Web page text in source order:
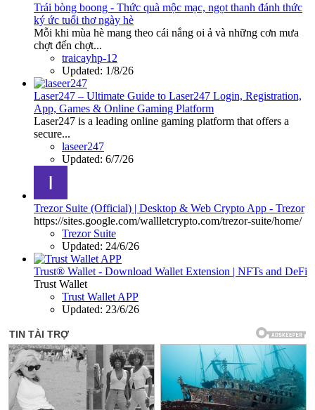
Trái bòng boong - Thức quà mộc mạc, ngọt thanh đánh thức
ký ức tuổi thơ ngày hè
Mỗi khi mùa hè mang theo cái nắng oi ả và những cơn mưa
chợt đến chợt...
traicayhp-12
Updated: 1/8/26
Laser247 – Ultimate Guide to Laser247 Login, Registration,
App, Games & Online Gaming Platform
Laser247 is a leading online gaming platform that offers a
secure...
laseer247
Updated: 6/7/26
Trezor Suite (Official) | Desktop & Web Crypto App - Trezor
https://sites.google.com/wallletcrypto.com/trezor-suite/home/
Trezor Suite
Updated: 24/6/26
Trust® Wallet - Download Wallet Extension | NFTs and DeFi
Trust Wallet
Trust Wallet APP
Updated: 23/6/26